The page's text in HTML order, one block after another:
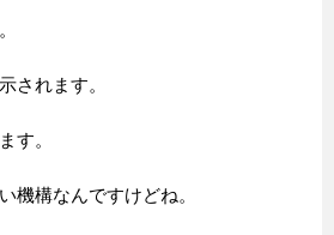
されます。
す。
機構なんですけどね。